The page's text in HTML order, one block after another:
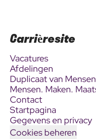
Carrièresite
Vacatures
Afdelingen
Duplicaat van
Mensen. Maken.
Contact
Startpagina
Gegevens en privacy
Cookies beheren